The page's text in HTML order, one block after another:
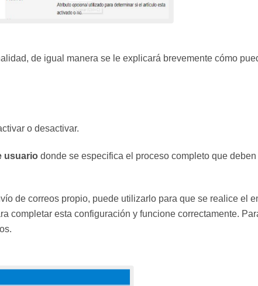
de igual manera se le explicará brevemente cómo
o desactivar.
usuario donde se especifica el proceso completo que
de correos propio, puede utilizarlo para que se realice el
completar esta configuración y funcione correctamente.